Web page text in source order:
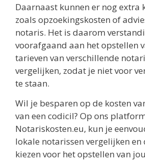
Daarnaast kunnen er nog extra
zoals opzoekingskosten of
notaris. Het is daarom
voorafgaand aan het opstellen
tarieven van verschillende
vergelijken, zodat je niet voor
te staan.
Wil je besparen op de kosten
van een codicil? Op ons
Notariskosten.eu, kun je
lokale notarissen vergelijken
kiezen voor het opstellen van